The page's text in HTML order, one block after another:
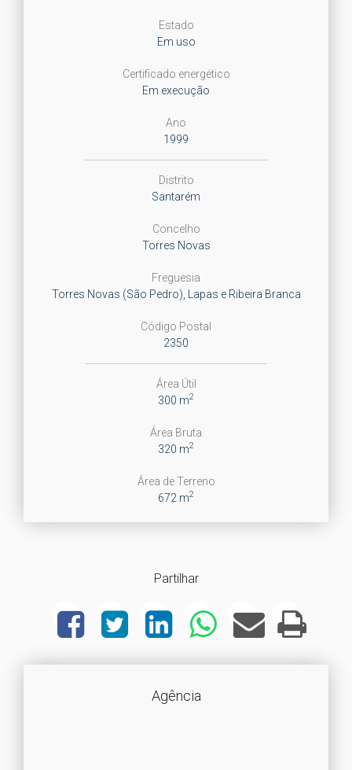
Estado
Em uso
Certificado energético
Em execução
Ano
1999
Distrito
Santarém
Concelho
Torres Novas
Freguesia
Torres Novas (São Pedro), Lapas e Ribeira Branca
Código Postal
2350
Área Útil
300 m2
Área Bruta
320 m2
Área de Terreno
672 m2
Partilhar
Agência